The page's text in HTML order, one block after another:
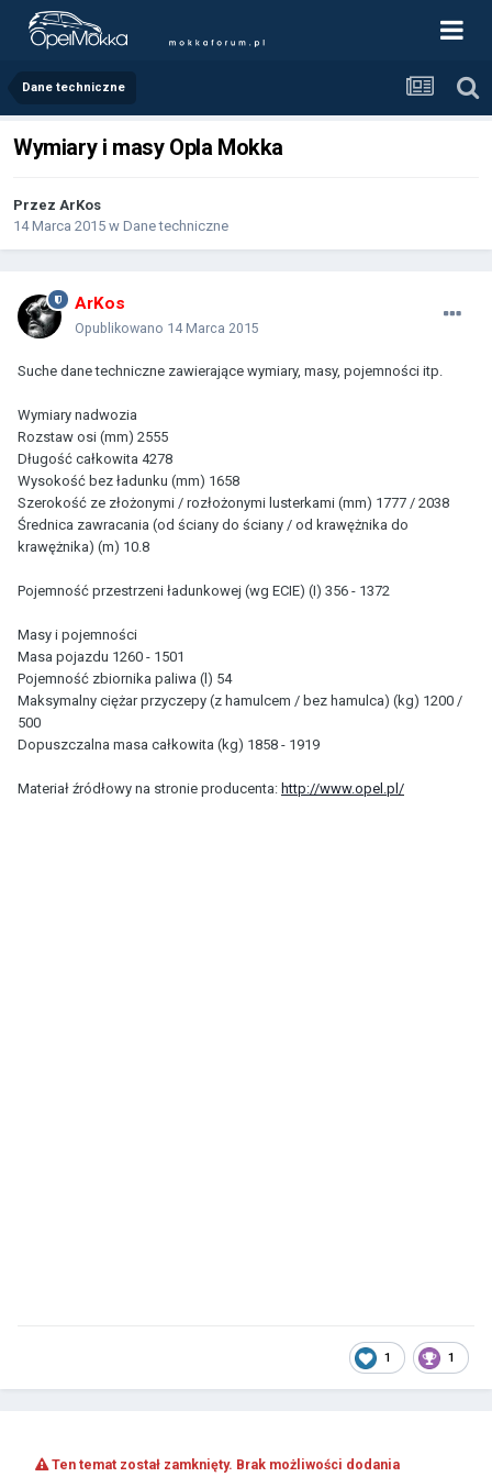
Dane techniczne
Wymiary i masy Opla Mokka
Przez ArKos
14 Marca 2015 w Dane techniczne
ArKos
Opublikowano 14 Marca 2015
Suche dane techniczne zawierające wymiary, masy, pojemności itp.
Wymiary nadwozia
Rozstaw osi (mm) 2555
Długość całkowita 4278
Wysokość bez ładunku (mm) 1658
Szerokość ze złożonymi / rozłożonymi lusterkami (mm) 1777 / 2038
Średnica zawracania (od ściany do ściany / od krawężnika do
krawężnika) (m) 10.8
Pojemność przestrzeni ładunkowej (wg ECIE) (I) 356 - 1372
Masy i pojemności
Masa pojazdu 1260 - 1501
Pojemność zbiornika paliwa (l) 54
Maksymalny ciężar przyczepy (z hamulcem / bez hamulca) (kg) 1200 /
500
Dopuszczalna masa całkowita (kg) 1858 - 1919
Materiał źródłowy na stronie producenta: http://www.opel.pl/
1 1
Ten temat został zamknięty. Brak możliwości dodania